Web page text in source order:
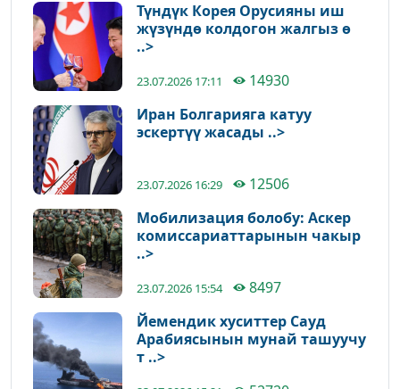
Түндүк Корея Орусияны иш
жүзүндө колдогон жалгыз ө
..>
23.07.2026 17:11
14930
Иран Болгарияга катуу
эскертүү жасады ..>
23.07.2026 16:29
12506
Мобилизация болобу: Аскер
комиссариаттарынын чакыр
..>
23.07.2026 15:54
8497
Йемендик хуситтер Сауд
Арабиясынын мунай ташуучу
т ..>